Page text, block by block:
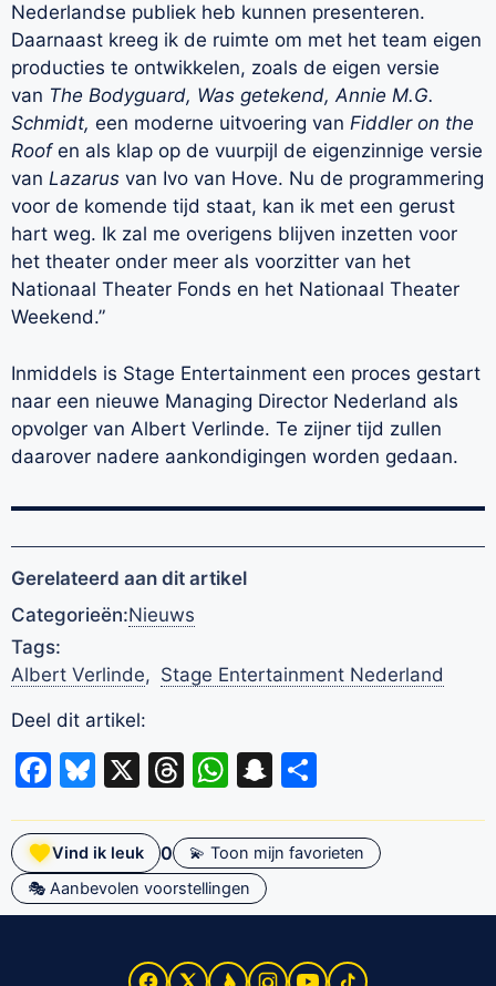
Nederlandse publiek heb kunnen presenteren.
Daarnaast kreeg ik de ruimte om met het team eigen
producties te ontwikkelen, zoals de eigen versie
van The Bodyguard, Was getekend, Annie M.G.
Schmidt, een moderne uitvoering van Fiddler on the
Roofen als klap op de vuurpijl de eigenzinnige versie
van Lazarus van Ivo van Hove. Nu de programmering
voor de komende tijd staat, kan ik met een gerust
hart weg. Ik zal me overigens blijven inzetten voor
het theater onder meer als voorzitter van het
Nationaal Theater Fonds en het Nationaal Theater
Weekend.”
Inmiddels is Stage Entertainment een proces gestart
naar een nieuwe Managing Director Nederland als
opvolger van Albert Verlinde. Te zijner tijd zullen
daarover nadere aankondigingen worden gedaan.
Gerelateerd aan dit artikel
Categorieën:Nieuws
Tags:
Albert Verlinde, Stage Entertainment Nederland
Deel dit artikel:
Facebook
Bluesky
X Threads
WhatsApp
Snapchat
Vind ik leuk 0
💫 Toon mijn favorieten
🎭 Aanbevolen voorstellingen